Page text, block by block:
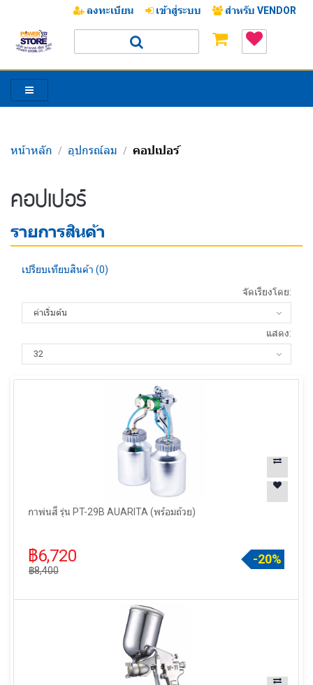
ลงทะเบียน เข้าสู่ระบบ สำหรับ VENDOR
หน้าหลัก / อุปกรณ์ลม / คอปเปอร์
คอปเปอร์
รายการสินค้า
เปรียบเทียบสินค้า (0)
จัดเรียงโดย:
แสดง:
กาพ่นสี รุ่น PT-29B AUARITA (พร้อมถ้วย)
฿6,720
฿8,400
-20%